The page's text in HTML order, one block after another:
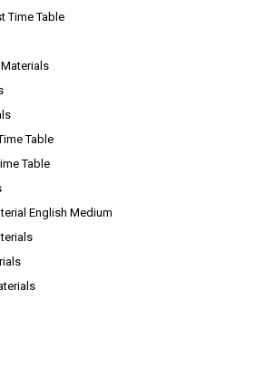
Time Table
Table
Table
English Medium